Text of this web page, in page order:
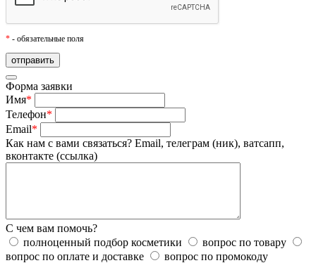
* - обязательные поля
Форма заявки
Имя*
Телефон*
Email*
Как нам с вами связаться? Email, телеграм (ник), ватсапп,
вконтакте (ссылка)
С чем вам помочь?
полноценный подбор косметики
вопрос по товару
вопрос по оплате и доставке
вопрос по промокоду